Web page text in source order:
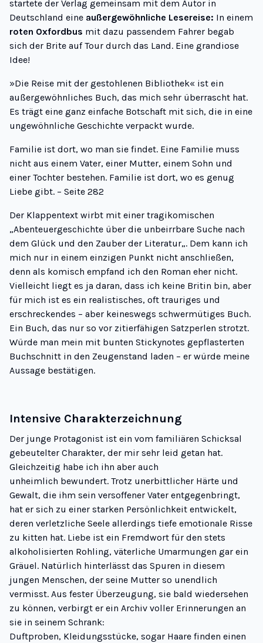
startete der Verlag gemeinsam mit dem Autor in
Deutschland eine außergewöhnliche Lesereise: In einem
roten Oxfordbus mit dazu passendem Fahrer begab
sich der Brite auf Tour durch das Land. Eine grandiose
Idee!
»Die Reise mit der gestohlenen Bibliothek« ist ein
außergewöhnliches Buch, das mich sehr überrascht hat.
Es trägt eine ganz einfache Botschaft mit sich, die in eine
ungewöhnliche Geschichte verpackt wurde.
Familie ist dort, wo man sie findet. Eine Familie muss
nicht aus einem Vater, einer Mutter, einem Sohn und
einer Tochter bestehen. Familie ist dort, wo es genug
Liebe gibt. – Seite 282
Der Klappentext wirbt mit einer tragikomischen
„Abenteuergeschichte über die unbeirrbare Suche nach
dem Glück und den Zauber der Literatur„. Dem kann ich
mich nur in einem einzigen Punkt nicht anschließen,
denn als komisch empfand ich den Roman eher nicht.
Vielleicht liegt es ja daran, dass ich keine Britin bin, aber
für mich ist es ein realistisches, oft trauriges und
erschreckendes – aber keineswegs schwermütiges Buch.
Ein Buch, das nur so vor zitierfähigen Satzperlen strotzt.
Würde man mein mit bunten Stickynotes gepflasterten
Buchschnitt in den Zeugenstand laden – er würde meine
Aussage bestätigen.
Intensive Charakterzeichnung
Der junge Protagonist ist ein vom familiären Schicksal
gebeutelter Charakter, der mir sehr leid getan hat.
Gleichzeitig habe ich ihn aber auch
unheimlich bewundert. Trotz unerbittlicher Härte und
Gewalt, die ihm sein versoffener Vater entgegenbringt,
hat er sich zu einer starken Persönlichkeit entwickelt,
deren verletzliche Seele allerdings tiefe emotionale Risse
zu kitten hat. Liebe ist ein Fremdwort für den stets
alkoholisierten Rohling, väterliche Umarmungen gar ein
Gräuel. Natürlich hinterlässt das Spuren in diesem
jungen Menschen, der seine Mutter so unendlich
vermisst. Aus fester Überzeugung, sie bald wiedersehen
zu können, verbirgt er ein Archiv voller Erinnerungen an
sie in seinem Schrank:
Duftproben, Kleidungsstücke, sogar Haare finden einen